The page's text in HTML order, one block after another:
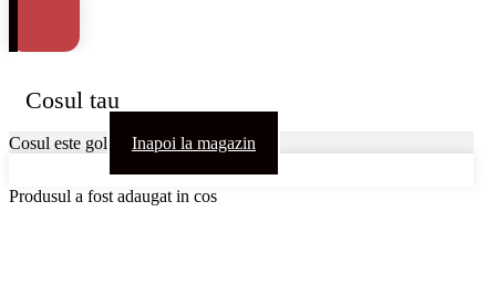
Cosul tau
Cosul este gol Inapoi la magazin
Produsul a fost adaugat in cos